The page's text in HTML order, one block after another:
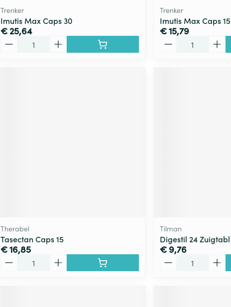
Trenker
Imutis Max Caps 30
€ 25,64
Trenker
Imutis Max Caps 15
€ 15,79
Therabel
Tasectan Caps 15
€ 16,85
Tilman
Digestil 24 Zuigtabl
€ 9,76